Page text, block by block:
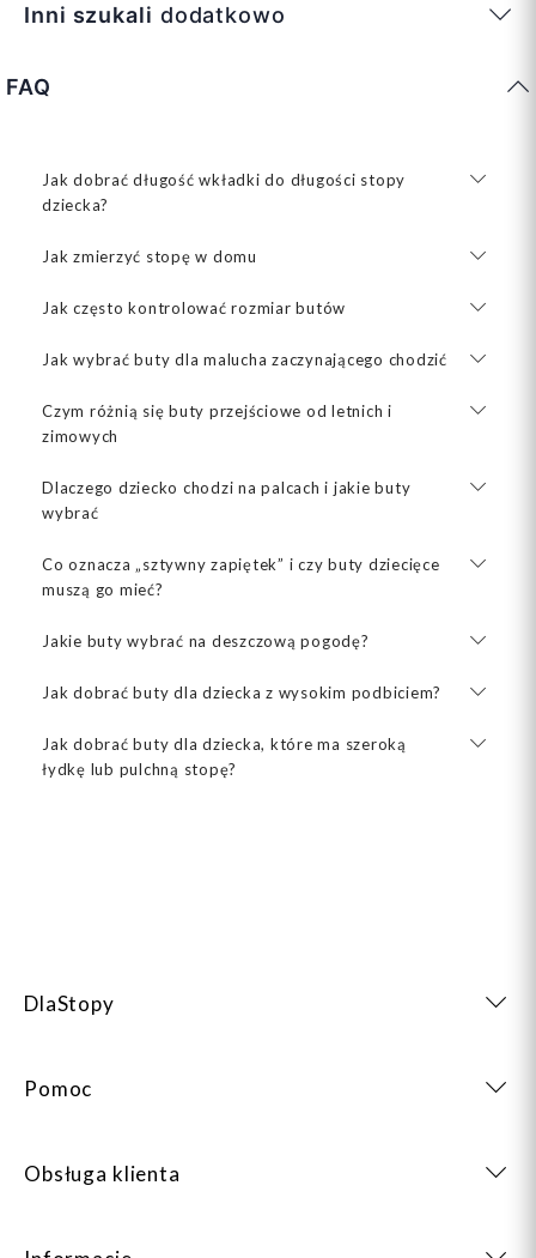
Inni szukali dodatkowo
FAQ
Jak dobrać długość wkładki do długości stopy
dziecka?
Jak zmierzyć stopę w domu
Jak często kontrolować rozmiar butów
Jak wybrać buty dla malucha zaczynającego chodzić
Czym różnią się buty przejściowe od letnich i
zimowych
Dlaczego dziecko chodzi na palcach i jakie buty
wybrać
Co oznacza „sztywny zapiętek” i czy buty dziecięce
muszą go mieć?
Jakie buty wybrać na deszczową pogodę?
Jak dobrać buty dla dziecka z wysokim podbiciem?
Jak dobrać buty dla dziecka, które ma szeroką
łydkę lub pulchną stopę?
DlaStopy
Pomoc
Obsługa klienta